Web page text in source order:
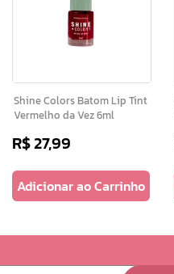
Shine Colors Batom Lip Tint
Vermelho da Vez 6ml
R$27,99
Adicionar ao Carrinho